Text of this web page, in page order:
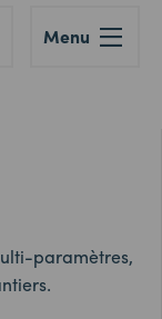
Menu
paramètres,